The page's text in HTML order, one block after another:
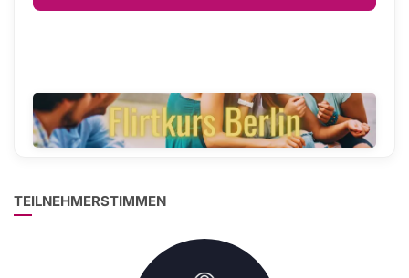
TEILNEHMERSTIMMEN